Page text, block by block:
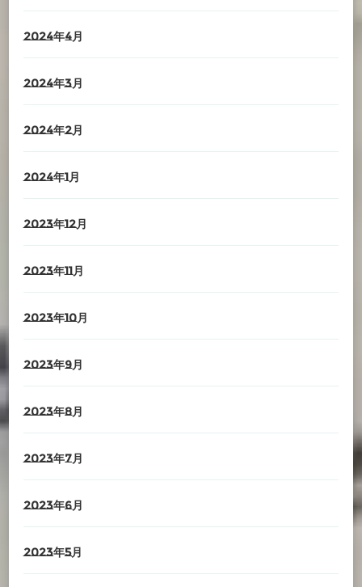
2024年4月
2024年3月
2024年2月
2024年1月
2023年12月
2023年11月
2023年10月
2023年9月
2023年8月
2023年7月
2023年6月
2023年5月